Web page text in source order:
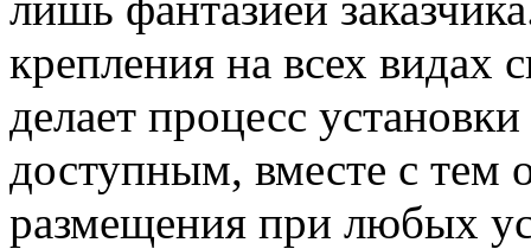
крепления на всех видах
делает процесс
доступным, вместе с тем
размещения при любых